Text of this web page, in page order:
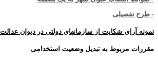
- طرح تفصیلی
نمونه آرای شکایت از سازمانهای دولتی در دیوان عدالت
مقررات مربوط به تبدیل وضعیت استخدامی